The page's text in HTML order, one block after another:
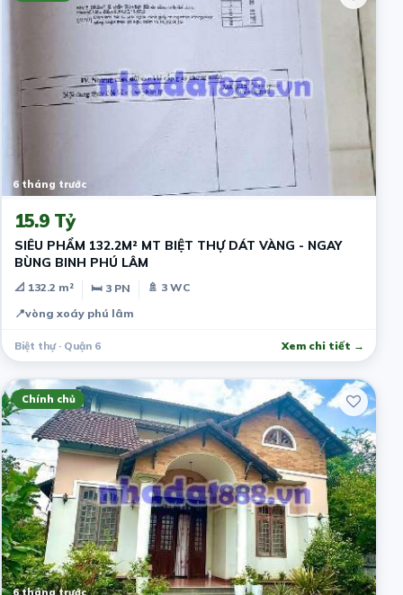
6 tháng trước
15.9 Tỷ
SIÊU PHẨM 132.2M² MT BIỆT THỰ DÁT VÀNG - NGAY
BÙNG BINH PHÚ LÂM
📐 132.2 m² 🛏 3 PN
🚿 3 WC
📍vòng xoáy phú lâm
Biệt thự · Quận 6 Xem chi tiết →
Chính chủ
6 tháng trước